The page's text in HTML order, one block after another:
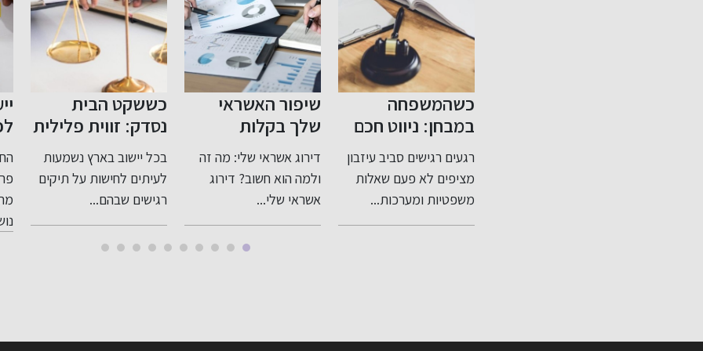
שיפור האשראי
שלך בקלות
דירוג אשראי שלי: מה זה
ולמה הוא חשוב? דירוג
אשראי שלי...
כששקט הבית
נסדק: זווית פלילית
רגישה ומדויקת
לעבירות בתוך
המשפחה
בכל יישוב בארץ נשמעות
לעיתים לחישות על תיקים
רגישים שבהם...
ייעוץ לפני פרישה
לפנסיה: תכנון חכם
לעתיד בטוח
החשיבות של ייעוץ לפני
פרישה לפנסיה כאשר
מתקרבים לגיל פרישה,
נושא...